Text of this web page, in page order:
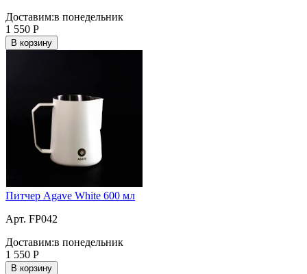
Доставим:в понедельник
1 550 Р
В корзину
Питчер Agave White 600 мл
Арт. FP042
Доставим:в понедельник
1 550 Р
В корзину